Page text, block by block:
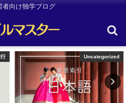
者向け独学ブログ
Other